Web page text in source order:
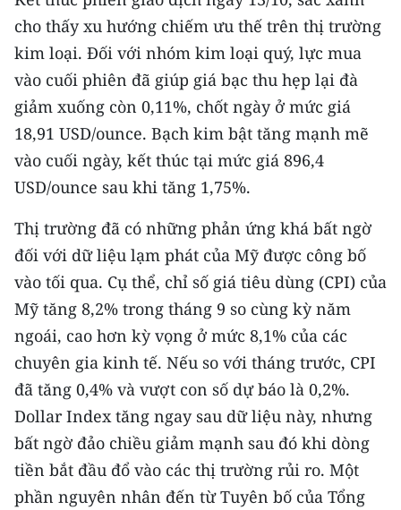
cho thấy xu hướng chiếm ưu thế trên thị trường
kim loại. Đối với nhóm kim loại quý, lực mua
vào cuối phiên đã giúp giá bạc thu hẹp lại đà
giảm xuống còn 0,11%, chốt ngày ở mức giá
18,91 USD/ounce. Bạch kim bật tăng mạnh mẽ
vào cuối ngày, kết thúc tại mức giá 896,4
USD/ounce sau khi tăng 1,75%.
Thị trường đã có những phản ứng khá bất ngờ
đối với dữ liệu lạm phát của Mỹ được công bố
vào tối qua. Cụ thể, chỉ số giá tiêu dùng (CPI) của
Mỹ tăng 8,2% trong tháng 9 so cùng kỳ năm
ngoái, cao hơn kỳ vọng ở mức 8,1% của các
chuyên gia kinh tế. Nếu so với tháng trước, CPI
đã tăng 0,4% và vượt con số dự báo là 0,2%.
Dollar Index tăng ngay sau dữ liệu này, nhưng
bất ngờ đảo chiều giảm mạnh sau đó khi dòng
tiền bắt đầu đổ vào các thị trường rủi ro. Một
phần nguyên nhân đến từ Tuyên bố của Tổng